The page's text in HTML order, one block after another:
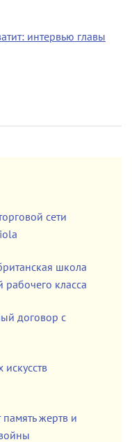
интервью главы
сети
школа
рабочего класса
договор с
искусств
жертв и